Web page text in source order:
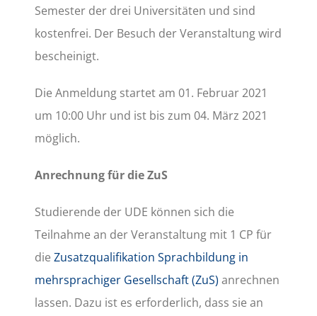
Semester der drei Universitäten und sind
kostenfrei. Der Besuch der Veranstaltung wird
bescheinigt.
Die Anmeldung startet am 01. Februar 2021
um 10:00 Uhr und ist bis zum 04. März 2021
möglich.
Anrechnung für die ZuS
Studierende der UDE können sich die
Teilnahme an der Veranstaltung mit 1 CP für
die Zusatzqualifikation Sprachbildung in
mehrsprachiger Gesellschaft (ZuS) anrechnen
lassen. Dazu ist es erforderlich, dass sie an